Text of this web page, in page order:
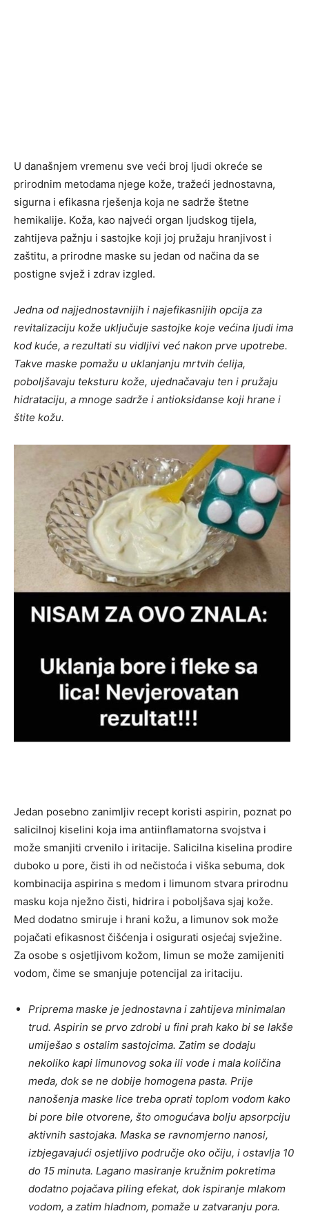
U današnjem vremenu sve veći broj ljudi okreće se
prirodnim metodama njege kože, tražeći jednostavna,
sigurna i efikasna rješenja koja ne sadrže štetne
hemikalije. Koža, kao najveći organ ljudskog tijela,
zahtijeva pažnju i sastojke koji joj pružaju hranjivost i
zaštitu, a prirodne maske su jedan od načina da se
postigne svjež i zdrav izgled.
Jedna od najjednostavnijih i najefikasnijih opcija za
revitalizaciju kože uključuje sastojke koje većina ljudi ima
kod kuće, a rezultati su vidljivi već nakon prve upotrebe.
Takve maske pomažu u uklanjanju mrtvih ćelija,
poboljšavaju teksturu kože, ujednačavaju ten i pružaju
hidrataciju, a mnoge sadrže i antioksidanse koji hrane i
štite kožu.
Jedan posebno zanimljiv recept koristi aspirin, poznat po
salicilnoj kiselini koja ima antiinflamatorna svojstva i
može smanjiti crvenilo i iritacije. Salicilna kiselina prodire
duboko u pore, čisti ih od nečistoća i viška sebuma, dok
kombinacija aspirina s medom i limunom stvara prirodnu
masku koja nježno čisti, hidrira i poboljšava sjaj kože.
Med dodatno smiruje i hrani kožu, a limunov sok može
pojačati efikasnost čišćenja i osigurati osjećaj svježine.
Za osobe s osjetljivom kožom, limun se može zamijeniti
vodom, čime se smanjuje potencijal za iritaciju.
Priprema maske je jednostavna i zahtijeva minimalan
trud. Aspirin se prvo zdrobi u fini prah kako bi se lakše
umiješao s ostalim sastojcima. Zatim se dodaju
nekoliko kapi limunovog soka ili vode i mala količina
meda, dok se ne dobije homogena pasta. Prije
nanošenja maske lice treba oprati toplom vodom kako
bi pore bile otvorene, što omogućava bolju apsorpciju
aktivnih sastojaka. Maska se ravnomjerno nanosi,
izbjegavajući osjetljivo područje oko očiju, i ostavlja 10
do 15 minuta. Lagano masiranje kružnim pokretima
dodatno pojačava piling efekat, dok ispiranje mlakom
vodom, a zatim hladnom, pomaže u zatvaranju pora.